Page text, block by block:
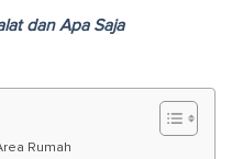
dan Apa Saja
Rumah